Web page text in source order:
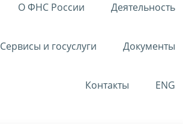
О ФНС России Деятельность
Сервисы и госуслуги Документы
Контакты ENG